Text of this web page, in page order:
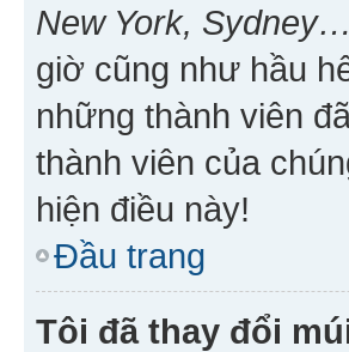
New York, Sydney…
giờ cũng như hầu
những thành viên
thành viên của
hiện điều này!
Đầu trang
Tôi đã thay đổi